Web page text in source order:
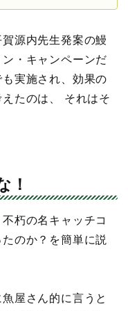
源内先生発案の鰻
・キャンペーンだ
実施され、効果の
たのは、 それはそ
！
朽の名キャッチコ
のか？を簡単に説
屋さん的に言うと